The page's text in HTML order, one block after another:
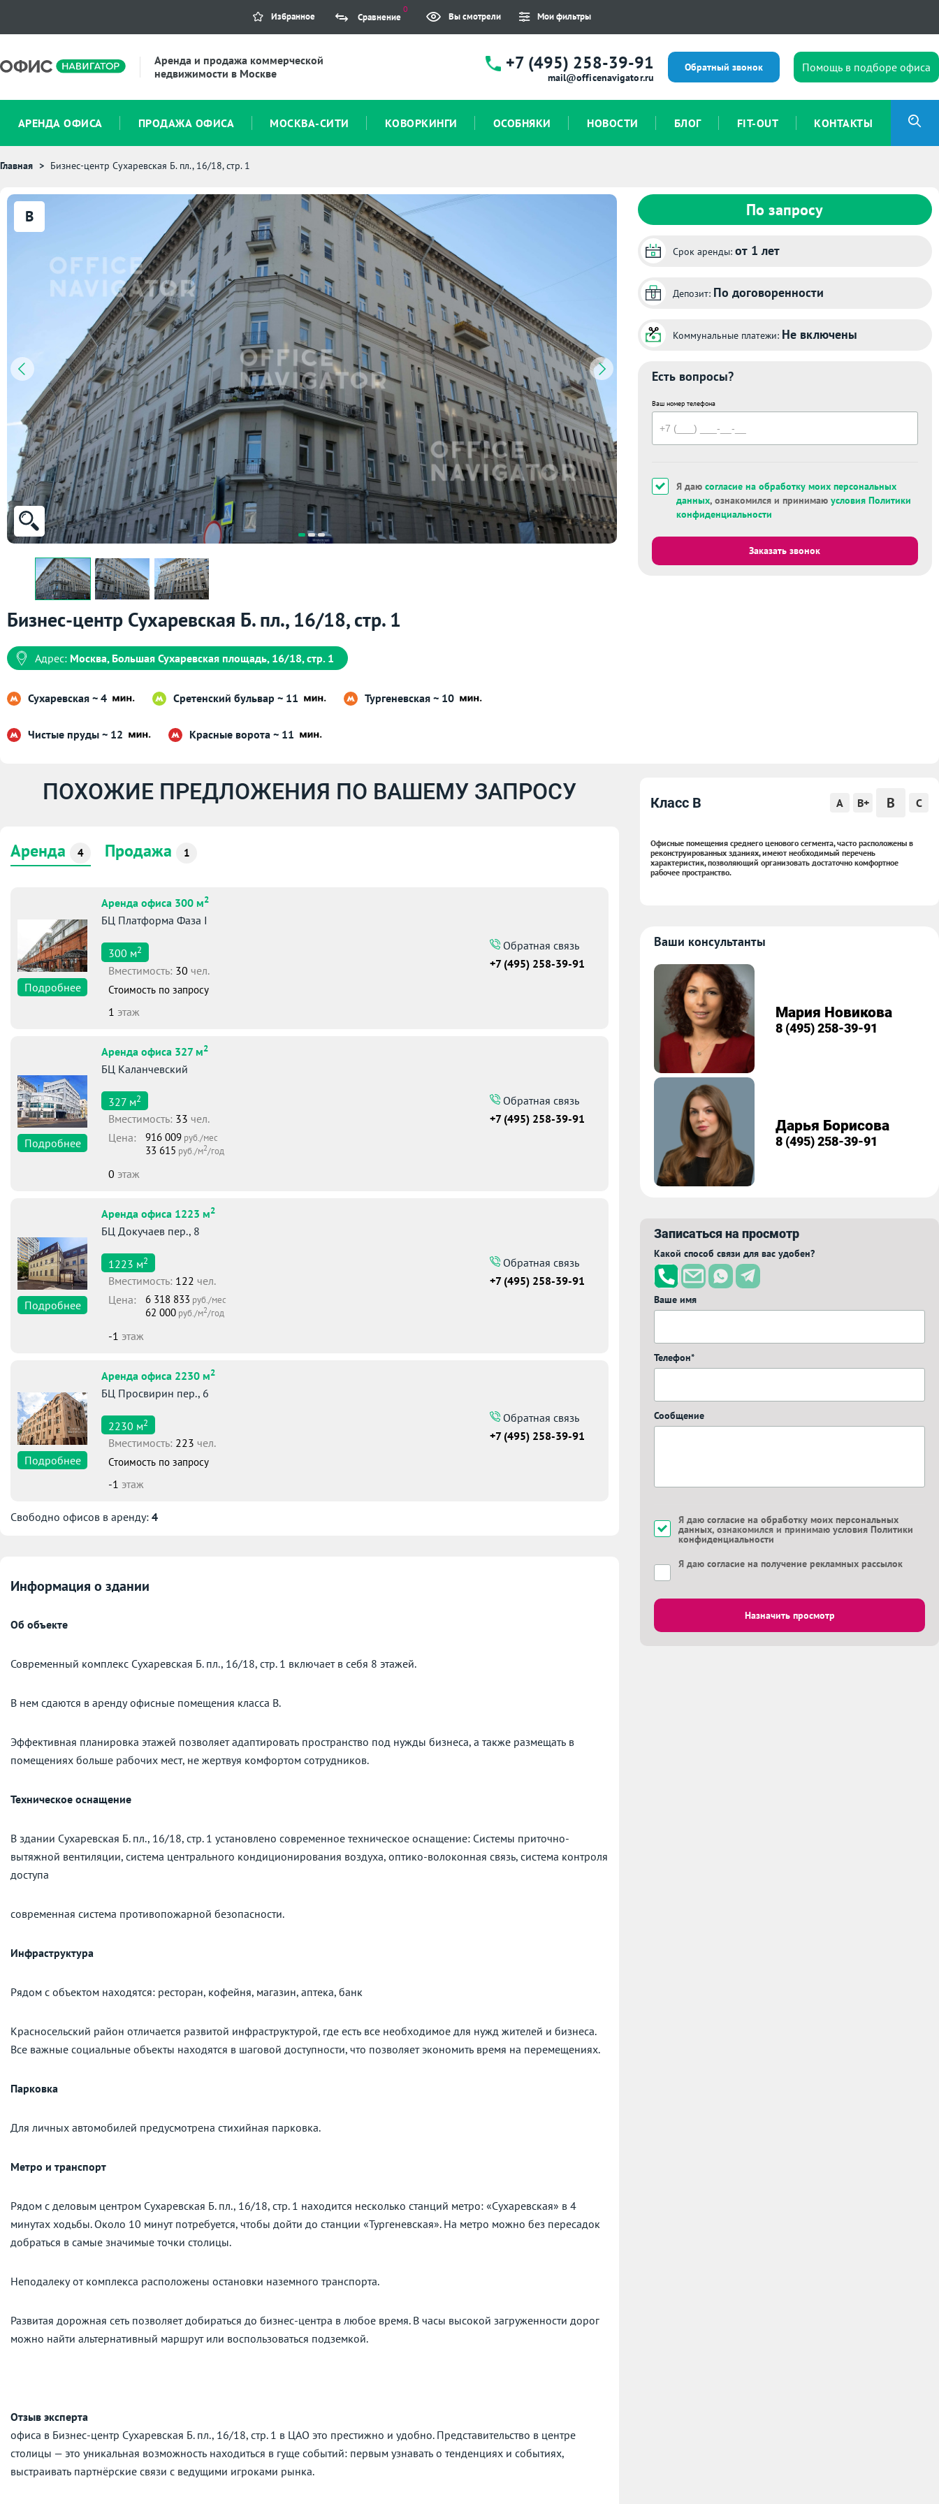
Избранное Сравнение
0
Вы смотрели Мои фильтры
Аренда и продажа коммерческой
недвижимости в Москве
+7 (495) 258-39-91
mail@officenavigator.ru
Обратный звонок Помощь в подборе офиса
АРЕНДА ОФИСА ПРОДАЖА ОФИСА МОСКВА-СИТИ КОВОРКИНГИ ОСОБНЯКИ НОВОСТИ БЛОГ FIT-OUT КОНТАКТЫ
Главная Бизнес-центр Сухаревская Б. пл., 16/18, стр. 1
B
Бизнес-центр Сухаревская Б. пл., 16/18, стр. 1
Адрес: Москва, Большая Сухаревская площадь, 16/18, стр. 1
Сухаревская ~ 4 Сретенский бульвар ~ 11 Тургеневская ~ 10
Чистые пруды ~ 12 Красные ворота ~ 11
По запросу
Срок аренды: от 1 лет
Депозит: По договоренности
Коммунальные платежи: Не включены
Есть вопросы?
Ваш номер телефона
Я даю согласие на обработку моих персональных
данных, ознакомился и принимаю условия Политики
конфиденциальности
Заказать звонок
ПОХОЖИЕ ПРЕДЛОЖЕНИЯ ПО ВАШЕМУ ЗАПРОСУ
Аренда 4 Продажа 1
Подробнее
Аренда офиса 300 м2
БЦ Платформа Фаза I
300 м2
Вместимоcть: 30 чел.
Стоимость по запросу
1 этаж
Обратная связь
+7 (495) 258-39-91
Подробнее
Аренда офиса 327 м2
БЦ Каланчевский
327 м2
Вместимоcть: 33 чел.
Цена:
916 009 руб./мес
33 615 руб./м2/год
0 этаж
Обратная связь
+7 (495) 258-39-91
Подробнее
Аренда офиса 1223 м2
БЦ Докучаев пер., 8
1223 м2
Вместимоcть: 122 чел.
Цена:
6 318 833 руб./мес
62 000 руб./м2/год
-1 этаж
Обратная связь
+7 (495) 258-39-91
Подробнее
Аренда офиса 2230 м2
БЦ Просвирин пер., 6
2230 м2
Вместимоcть: 223 чел.
Стоимость по запросу
-1 этаж
Обратная связь
+7 (495) 258-39-91
Свободно офисов в аренду: 4
Информация о здании
Об объекте
Современный комплекс Сухаревская Б. пл., 16/18, стр. 1 включает в себя 8 этажей.
В нем сдаются в аренду офисные помещения класса B.
Эффективная планировка этажей позволяет адаптировать пространство под нужды бизнеса, а также размещать в
помещениях больше рабочих мест, не жертвуя комфортом сотрудников.
Техническое оснащение
В здании Сухаревская Б. пл., 16/18, стр. 1 установлено современное техническое оснащение: Системы приточно-
вытяжной вентиляции, система центрального кондиционирования воздуха, оптико-волоконная связь, система контроля
доступа
современная система противопожарной безопасности.
Инфраструктура
Рядом с объектом находятся: ресторан, кофейня, магазин, аптека, банк
Красносельский район отличается развитой инфраструктурой, где есть все необходимое для нужд жителей и бизнеса.
Все важные социальные объекты находятся в шаговой доступности, что позволяет экономить время на перемещениях.
Парковка
Для личных автомобилей предусмотрена стихийная парковка.
Метро и транспорт
Рядом с деловым центром Сухаревская Б. пл., 16/18, стр. 1 находится несколько станций метро: «Сухаревская» в 4
минутах ходьбы. Около 10 минут потребуется, чтобы дойти до станции «Тургеневская». На метро можно без пересадок
добраться в самые значимые точки столицы.
Неподалеку от комплекса расположены остановки наземного транспорта.
Развитая дорожная сеть позволяет добираться до бизнес-центра в любое время. В часы высокой загруженности дорог
можно найти альтернативный маршрут или воспользоваться подземкой.
Отзыв эксперта
офиса в Бизнес-центр Сухаревская Б. пл., 16/18, стр. 1 в ЦАО это престижно и удобно. Представительство в центре
столицы — это уникальная возможность находиться в гуще событий: первым узнавать о тенденциях и событиях,
выстраивать партнёрские связи с ведущими игроками рынка.
Класс B A B+ B C
Офисные помещения среднего ценового сегмента, часто расположены в
реконструированных зданиях, имеют необходимый перечень
характеристик, позволяющий организовать достаточно комфортное
рабочее пространство.
Ваши консультанты
Мария Новикова
8 (495) 258-39-91
Дарья Борисова
8 (495) 258-39-91
Записаться на просмотр
Какой способ связи для вас удобен?
Ваше имя
Телефон*
Сообщение
Я даю согласие на обработку моих персональных
данных, ознакомился и принимаю условия Политики
конфиденциальности
Я даю согласие на получение рекламных рассылок
Назначить просмотр